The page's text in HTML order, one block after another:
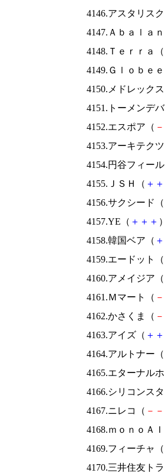
4146.アスタリス
4147.Ａｂａｌａ
4148.Ｔｅｒｒａ（
4149.Ｇｌｏｂｅ
4150.メドレック
4151.トーメンデ
4152.エスポア（ －
4153.アーキテク
4154.円谷フィー
4155.ＪＳＨ（ ＋ ＋
4156.サクシード（
4157.YE（ ＋ ＋ ＋
4158.韓国ベア（ ＋
4159.エードット（
4160.アメイジア（
4161.Ｍマート（ －
4162.かさくま（ －
4163.アイズ（ ＋ ＋
4164.アルトナー（
4165.エターナル
4166.シリコンス
4167.ニレコ（ － －
4168.ｍｏｎｏＡ
4169.フィーチャ（
4170.三井住友ト